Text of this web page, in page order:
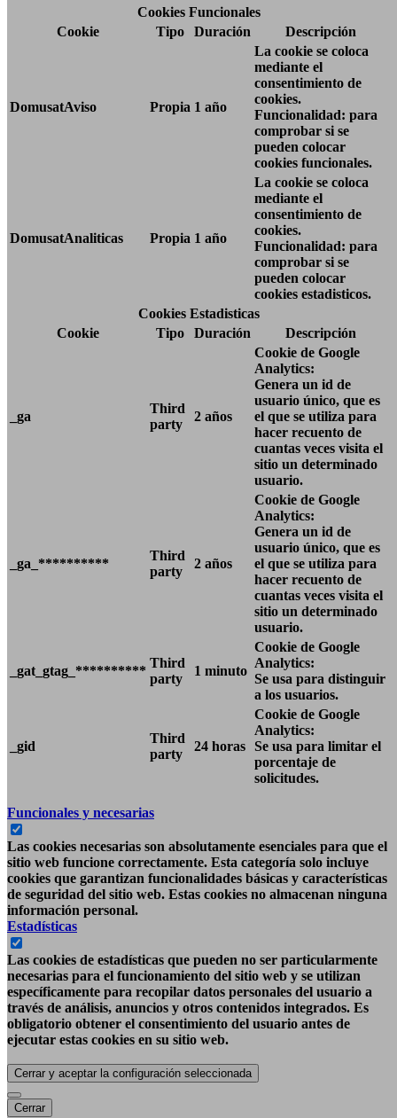
Cookies Funcionales
Cookie
Tipo Duración Descripción
DomusatAviso Propia 1 año
La cookie se coloca
mediante el
consentimiento de
cookies.
Funcionalidad: para
comprobar si se
pueden colocar
cookies funcionales.
DomusatAnaliticas Propia 1 año
La cookie se coloca
mediante el
consentimiento de
cookies.
Funcionalidad: para
comprobar si se
pueden colocar
cookies estadisticos.
Cookies Estadisticas
Cookie
Tipo Duración Descripción
_ga
Third
party
2 años
Cookie de Google
Analytics:
Genera un id de
usuario único, que es
el que se utiliza para
hacer recuento de
cuantas veces visita el
sitio un determinado
usuario.
_ga_**********
Third
party
2 años
Cookie de Google
Analytics:
Genera un id de
usuario único, que es
el que se utiliza para
hacer recuento de
cuantas veces visita el
sitio un determinado
usuario.
_gat_gtag_**********
Third
party
1 minuto
Cookie de Google
Analytics:
Se usa para distinguir
a los usuarios.
_gid
Third
party
24 horas
Cookie de Google
Analytics:
Se usa para limitar el
porcentaje de
solicitudes.
Funcionales y necesarias
Las cookies necesarias son absolutamente esenciales para que el
sitio web funcione correctamente. Esta categoría solo incluye
cookies que garantizan funcionalidades básicas y características
de seguridad del sitio web. Estas cookies no almacenan ninguna
información personal.
Estadísticas
Las cookies de estadísticas que pueden no ser particularmente
necesarias para el funcionamiento del sitio web y se utilizan
específicamente para recopilar datos personales del usuario a
través de análisis, anuncios y otros contenidos integrados. Es
obligatorio obtener el consentimiento del usuario antes de
ejecutar estas cookies en su sitio web.
Cerrar y aceptar la configuración seleccionada
Cerrar